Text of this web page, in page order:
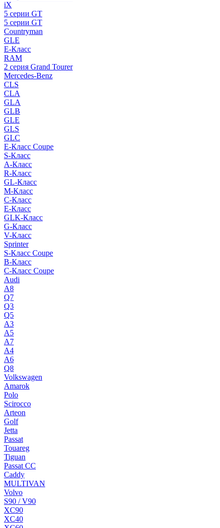
iX
5 серии GT
5 серии GT
Countryman
GLE
E-Класс
RAM
2 серия Grand Tourer
Mercedes-Benz
CLS
CLA
GLA
GLB
GLE
GLS
GLC
E-Класс Coupe
S-Класс
A-Класс
R-Класс
GL-Класс
M-Класс
C-Класс
E-Класс
GLK-Класс
G-Класс
V-Класс
Sprinter
S-Класс Сoupe
B-Класс
C-Класс Coupe
Audi
A8
Q7
Q3
Q5
A3
A5
A7
A4
A6
Q8
Volkswagen
Amarok
Polo
Scirocco
Arteon
Golf
Jetta
Passat
Touareg
Tiguan
Passat CC
Caddy
MULTIVAN
Volvo
S90 / V90
XC90
XC40